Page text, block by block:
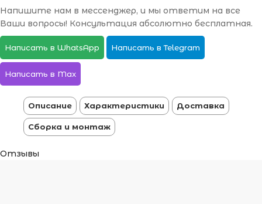
Напишите нам в мессенджер, и мы ответим на все
Ваши вопросы! Консультация абсолютно бесплатная.
Написать в WhatsApp Написать в Telegram
Написать в Max
Описание Характеристики Доставка
Сборка и монтаж
Отзывы